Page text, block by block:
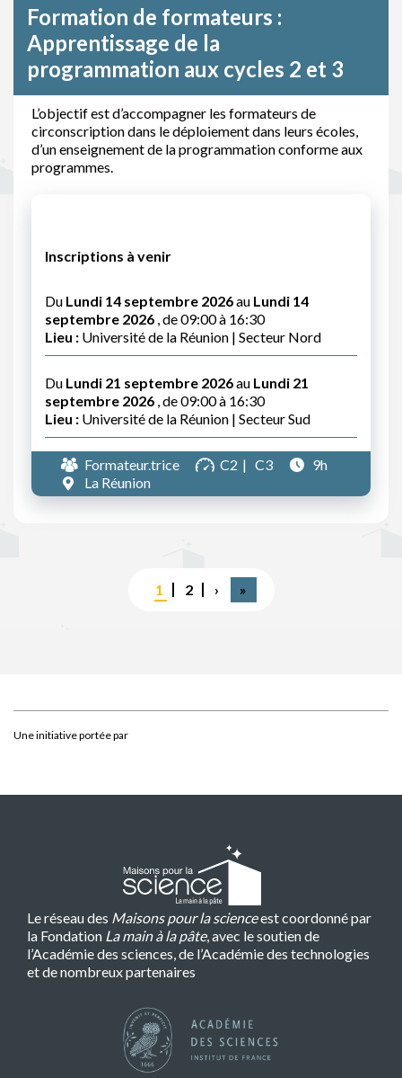
Formation de formateurs :
Apprentissage de la
programmation aux cycles 2 et 3
L’objectif est d’accompagner les formateurs de
circonscription dans le déploiement dans leurs écoles,
d’un enseignement de la programmation conforme aux
programmes.
Inscriptions à venir
Du Lundi 14 septembre 2026au Lundi 14
septembre 2026 , de 09:00 à 16:30
Lieu : Université de la Réunion | Secteur Nord
Du Lundi 21 septembre 2026au Lundi 21
septembre 2026 , de 09:00 à 16:30
Lieu : Université de la Réunion | Secteur Sud
Formateur.trice C2 C3
9h
La Réunion
Page
courante
1 Page
2
Page
suivante
›
Dernière
page
»
Une initiative portée par
Le réseau des Maisons pour la scienceest coordonné par
la Fondation La main à la pâte, avec le soutien de
l’Académie des sciences, de l’Académie des technologies
et de nombreux partenaires